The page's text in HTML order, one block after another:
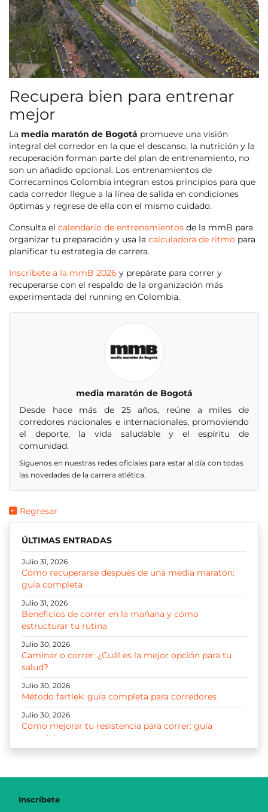
Recupera bien para entrenar
mejor
La media maratón de Bogotá promueve una visión
integral del corredor en la que el descanso, la nutrición y la
recuperación forman parte del plan de entrenamiento, no
son un añadido opcional. Los entrenamientos de
Correcaminos Colombia integran estos principios para que
cada corredor llegue a la línea de salida en condiciones
óptimas y regrese de ella con el mismo cuidado.
Consulta el calendario de entrenamientos de la mmB para
organizar tu preparación y usa la calculadora de ritmo para
planificar tu estrategia de carrera.
Inscríbete a la mmB 2026 y prepárate para correr y
recuperarse con el respaldo de la organización más
experimentada del running en Colombia.
media maratón de Bogotá
Desde hace más de 25 años, reúne a miles de
corredores nacionales e internacionales, promoviendo
el deporte, la vida saludable y el espíritu de
comunidad.
Síguenos en nuestras redes oficiales para estar al día con todas
las novedades de la carrera atlética.
Regresar
ÚLTIMAS ENTRADAS
Julio 31, 2026
Cómo recuperarse después de una media maratón:
guía completa
Julio 31, 2026
Beneficios de correr en la mañana y cómo
estructurar tu rutina
Julio 30, 2026
Caminar o correr: ¿Cuál es la mejor opción para tu
salud?
Julio 30, 2026
Método fartlek: guía completa para corredores
Julio 30, 2026
Cómo mejorar tu resistencia para correr: guía
completa
cada kilómetro
Julio 29, 2026
Inscríbete